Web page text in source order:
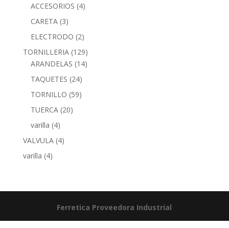
ACCESORIOS (4)
CARETA (3)
ELECTRODO (2)
TORNILLERIA (129)
ARANDELAS (14)
TAQUETES (24)
TORNILLO (59)
TUERCA (20)
varilla (4)
VALVULA (4)
varilla (4)
Ferretica Proveedora Industrial